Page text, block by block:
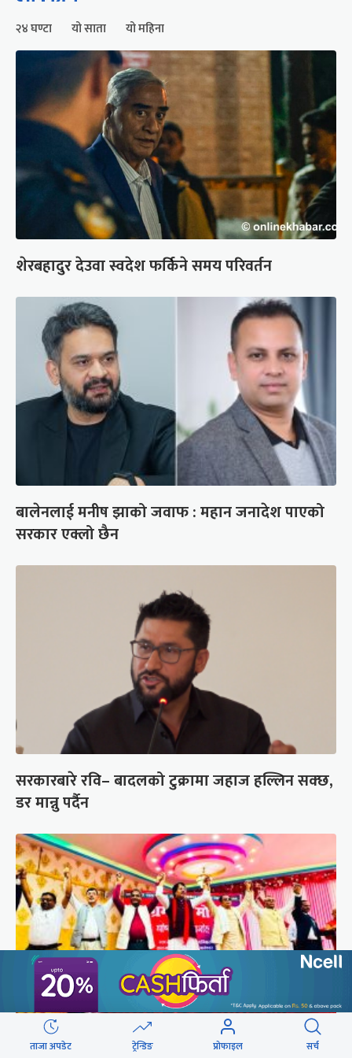
२४ घण्टा यो साता यो महिना
शेरबहादुर देउवा स्वदेश फर्किने समय परिवर्तन
बालेनलाई मनीष झाको जवाफ : महान जनादेश पाएको
सरकार एक्लो छैन
सरकारबारे रवि– बादलको टुक्रामा जहाज हल्लिन सक्छ,
डर मान्नु पर्दैन
अस्तित्व संकटमा परेपछि मोर्चाबन्दीमा जुटे मधेशी-
ताजा अपडेट ट्रेन्डिङ प्रोफाइल सर्च